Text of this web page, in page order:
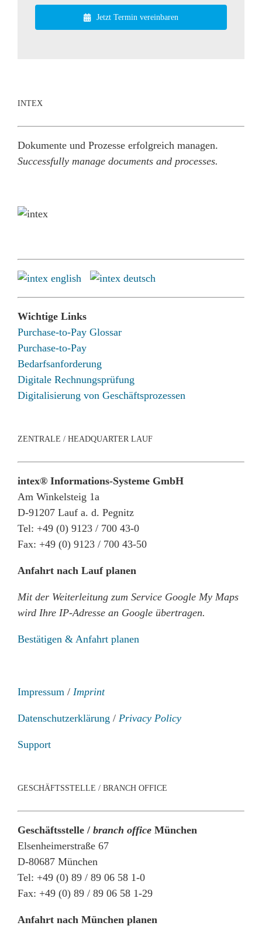
Jetzt Termin vereinbaren
INTEX
Dokumente und Prozesse erfolgreich managen.
Successfully manage documents and processes.
Wichtige Links
Purchase-to-Pay Glossar
Purchase-to-Pay
Bedarfsanforderung
Digitale Rechnungsprüfung
Digitalisierung von Geschäftsprozessen
ZENTRALE / HEADQUARTER LAUF
intex® Informations-Systeme GmbH
Am Winkelsteig 1a
D-91207 Lauf a. d. Pegnitz
Tel: +49 (0) 9123 / 700 43-0
Fax: +49 (0) 9123 / 700 43-50
Anfahrt nach Lauf planen
Mit der Weiterleitung zum Service Google My Maps
wird Ihre IP-Adresse an Google übertragen.
Bestätigen & Anfahrt planen
Impressum / Imprint
Datenschutzerklärung / Privacy Policy
Support
GESCHÄFTSSTELLE / BRANCH OFFICE
Geschäftsstelle / branch office München
Elsenheimerstraße 67
D-80687 München
Tel: +49 (0) 89 / 89 06 58 1-0
Fax: +49 (0) 89 / 89 06 58 1-29
Anfahrt nach München planen